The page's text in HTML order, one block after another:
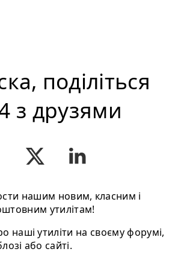
поділіться
з друзями
нашим новим, класним і
утилітам!
нашi утиліти на своєму форумі,
або сайті.